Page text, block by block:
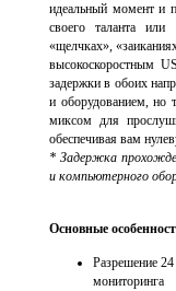
идеальный момент и
своего таланта
«щелчках»,
высокоскоростным
задержки в обоих
и оборудованием, но
миксом для
обеспечивая вам
* Задержка
и компьютерного
Основные
Разрешение
мониторинга